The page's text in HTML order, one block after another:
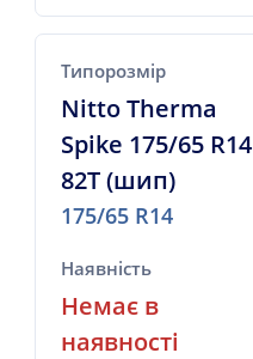
Типорозмір
Nitto Therma
Spike 175/65 R14
82T (шип)
175/65 R14
Наявність
Немає в
наявності